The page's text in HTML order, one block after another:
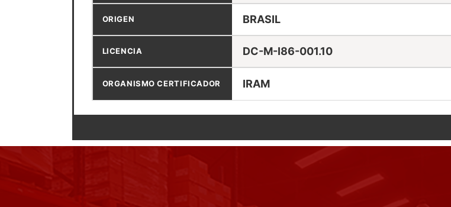
ORIGEN BRASIL
LICENCIA DC-M-I86-001.10
ORGANISMO CERTIFICADOR IRAM